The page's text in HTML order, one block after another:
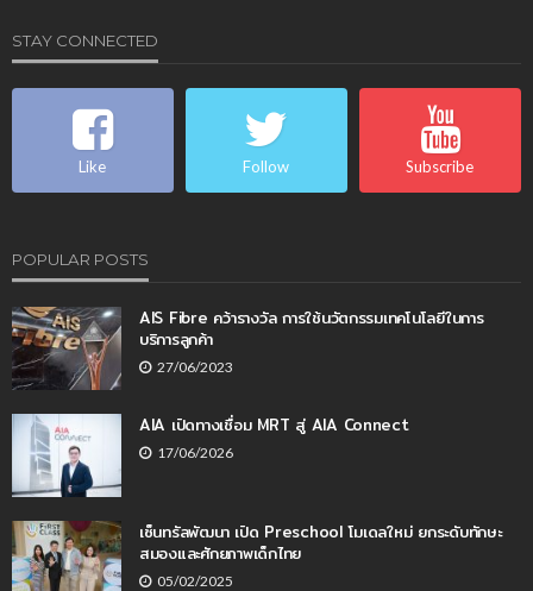
STAY CONNECTED
Like Follow Subscribe
POPULAR POSTS
AIS Fibre คว้ารางวัล การใช้นวัตกรรมเทคโนโลยีในการ
บริการลูกค้า
27/06/2023
AIA เปิดทางเชื่อม MRT สู่ AIA Connect
17/06/2026
เซ็นทรัลพัฒนา เปิด Preschool โมเดลใหม่ ยกระดับทักษะ
สมองและศักยภาพเด็กไทย
05/02/2025